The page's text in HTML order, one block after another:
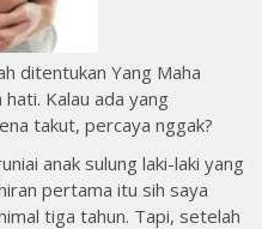
ditentukan Yang Maha
Kalau ada yang
takut, percaya nggak?
anak sulung laki-laki yang
pertama itu sih saya
tiga tahun. Tapi, setelah